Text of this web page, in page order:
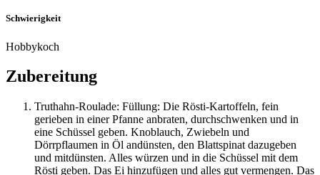
Schwierigkeit
Hobbykoch
Zubereitung
Truthahn-Roulade: Füllung: Die Rösti-Kartoffeln, fein
gerieben in einer Pfanne anbraten, durchschwenken und in
eine Schüssel geben. Knoblauch, Zwiebeln und
Dörrpflaumen in Öl andünsten, den Blattspinat dazugeben
und mitdünsten. Alles würzen und in die Schüssel mit dem
Rösti geben. Das Ei hinzufügen und alles gut vermengen. Das